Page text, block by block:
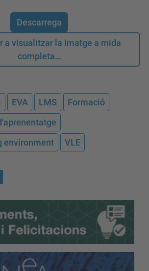
Descarrega
a visualitzar la imatge a mida
completa…
EVA LMS
Formació
environment
VLE